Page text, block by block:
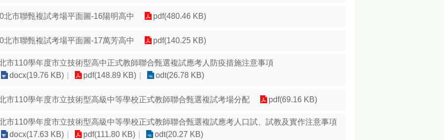
北市聯甄複試考場平面圖-16陽明高中 pdf(480.46 KB)
北市聯甄複試考場平面圖-17萬芳高中 pdf(140.25 KB)
市110學年度市立技術型高中正式教師聯合甄選複試應考人防疫措施注意事項
docx(19.76 KB)
pdf(148.89 KB) odt(26.78 KB)
市110學年度市立技術型高級中等學校正式教師聯合甄選複試考場分配 pdf(69.16 KB)
市110學年度市立技術型高級中等學校正式教師聯合甄選複試應考人口試、試教及實作注意事項
docx(17.63 KB)
pdf(111.80 KB) odt(20.27 KB)